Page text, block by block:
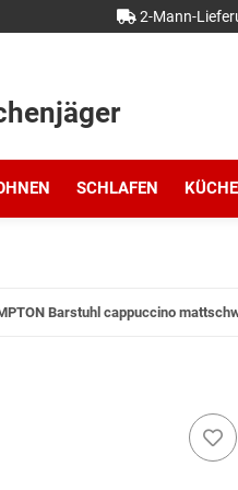
2-Mann-
SCHLAFEN
Barstuhl cappuccino